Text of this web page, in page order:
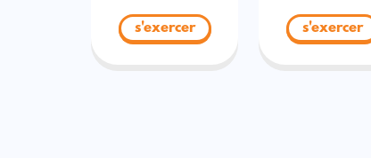
s'exercer s'exercer